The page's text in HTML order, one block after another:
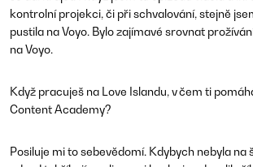
kontrolní projekci, či při schvalování, stejně
pustila na Voyo. Bylo zajímavé srovnat
na Voyo.
Když pracuješ na Love Islandu, v čem ti
Content Academy?
Posiluje mi to sebevědomí. Kdybych nebyla na